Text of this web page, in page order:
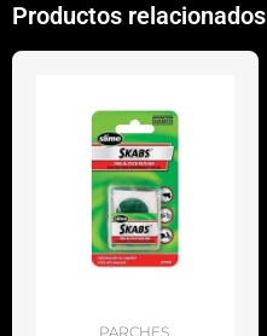
Productos relacionados
AÑADIR AL CARRITO
PARCHES,